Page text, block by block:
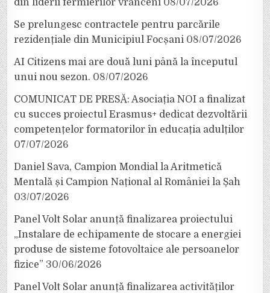
din liderii fermierilor vrânceni 08/07/2026
Se prelungesc contractele pentru parcările
rezidențiale din Municipiul Focșani 08/07/2026
AI Citizens mai are două luni până la începutul
unui nou sezon. 08/07/2026
COMUNICAT DE PRESĂ: Asociația NOI a finalizat
cu succes proiectul Erasmus+ dedicat dezvoltării
competențelor formatorilor în educația adulților
07/07/2026
Daniel Sava, Campion Mondial la Aritmetică
Mentală și Campion Național al României la Șah
03/07/2026
Panel Volt Solar anunță finalizarea proiectului
„Instalare de echipamente de stocare a energiei
produse de sisteme fotovoltaice ale persoanelor
fizice” 30/06/2026
Panel Volt Solar anunță finalizarea activităților